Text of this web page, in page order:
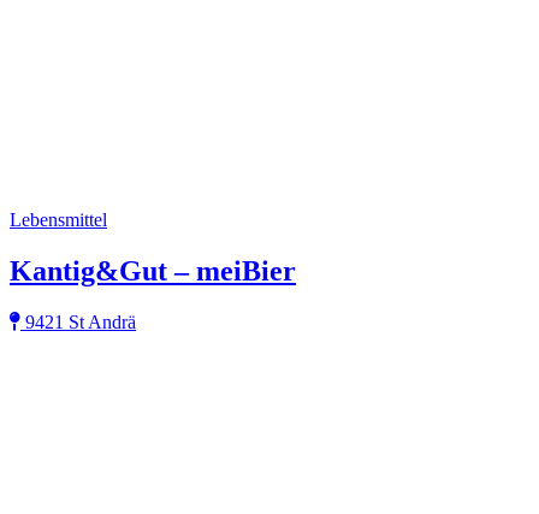
Lebensmittel
Kantig&Gut – meiBier
9421 St Andrä